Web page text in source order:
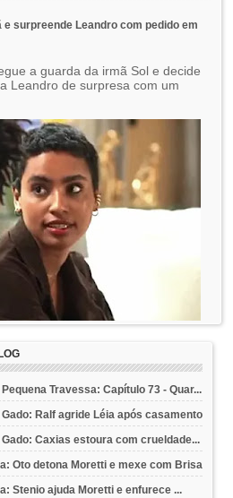
surpreende Leandro com pedido em
a guarda da irmã Sol e decide
Leandro de surpresa com um
Travessa: Capítulo 73 - Quar...
Gado: Ralf agride Léia após casamento
Gado: Caxias estoura com crueldade...
Oto detona Moretti e mexe com Brisa
Stenio ajuda Moretti e enfurece ...